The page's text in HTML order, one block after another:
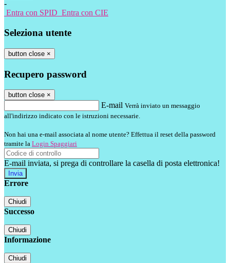
-
Entra con SPID Entra con CIE
Seleziona utente
button close ×
Recupero password
button close ×
E-mail Verrà inviato un messaggio
all'indirizzo indicato con le istruzioni necessarie.
Non hai una e-mail associata al nome utente? Effettua il reset della password
tramite la Login Spaggiari
E-mail inviata, si prega di controllare la casella di posta elettronica!
Errore
Chiudi
Successo
Chiudi
Informazione
Chiudi